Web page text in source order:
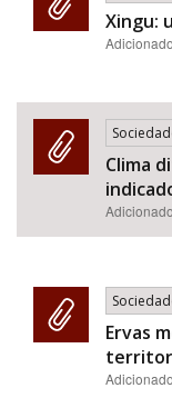
Xingu:
Clima
Ervas